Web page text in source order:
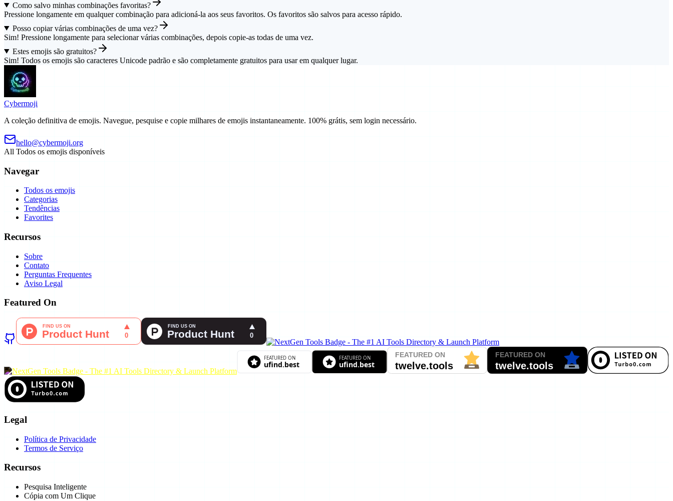
Como salvo minhas combinações favoritas?
Pressione longamente em qualquer combinação para adicioná-la aos seus favoritos. Os favoritos são salvos para acesso rápido.
Posso copiar várias combinações de uma vez?
Sim! Pressione longamente para selecionar várias combinações, depois copie-as todas de uma vez.
Estes emojis são gratuitos?
Sim! Todos os emojis são caracteres Unicode padrão e são completamente gratuitos para usar em qualquer lugar.
Cybermoji
A coleção definitiva de emojis. Navegue, pesquise e copie milhares de emojis instantaneamente. 100% grátis, sem login necessário.
hello@cybermoji.org
All Todos os emojis disponíveis
Navegar
Todos os emojis
Categorias
Tendências
Favorites
Recursos
Sobre
Contato
Perguntas Frequentes
Aviso Legal
Featured On
Legal
Política de Privacidade
Termos de Serviço
Recursos
Pesquisa Inteligente
Cópia com Um Clique